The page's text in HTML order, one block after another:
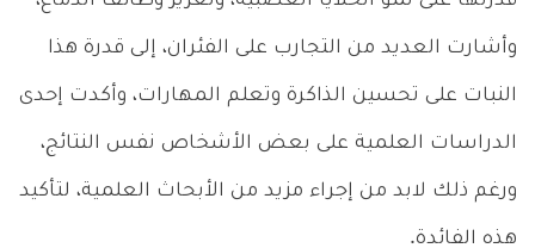
وأشارت العديد من التجارب على الفئران، إلى قدرة هذا
النبات على تحسين الذاكرة وتعلم المهارات، وأكدت إحدى
الدراسات العلمية على بعض الأشخاص نفس النتائج،
ورغم ذلك لابد من إجراء مزيد من الأبحاث العلمية، لتأكيد
هذه الفائدة.